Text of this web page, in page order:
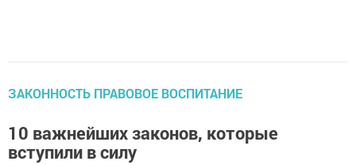
ЗАКОННОСТЬ ПРАВОВОЕ ВОСПИТАНИЕ
10 важнейших законов, которые
вступили в силу